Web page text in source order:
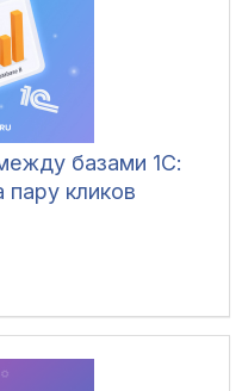
базами 1С:
кликов